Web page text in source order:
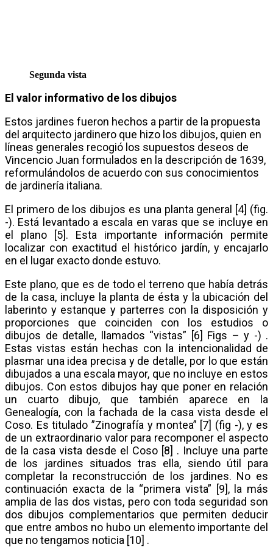
Segunda vista
El valor informativo de los dibujos
Estos jardines fueron hechos a partir de la propuesta
del arquitecto jardinero que hizo los dibujos, quien en
líneas generales recogió los supuestos deseos de
Vincencio Juan formulados en la descripción de 1639,
reformulándolos de acuerdo con sus conocimientos
de jardinería italiana.
El primero de los dibujos es una planta general [4] (fig.
-). Está levantado a escala en varas que se incluye en
el plano [5]. Esta importante información permite
localizar con exactitud el histórico jardín, y encajarlo
en el lugar exacto donde estuvo.
Este plano, que es de todo el terreno que había detrás
de la casa, incluye la planta de ésta y la ubicación del
laberinto y estanque y parterres con la disposición y
proporciones que coinciden con los estudios o
dibujos de detalle, llamados “vistas” [6] Figs – y -) .
Estas vistas están hechas con la intencionalidad de
plasmar una idea precisa y de detalle, por lo que están
dibujados a una escala mayor, que no incluye en estos
dibujos. Con estos dibujos hay que poner en relación
un cuarto dibujo, que también aparece en la
Genealogía, con la fachada de la casa vista desde el
Coso. Es titulado ”Zinografía y montea” [7] (fig -), y es
de un extraordinario valor para recomponer el aspecto
de la casa vista desde el Coso [8] . Incluye una parte
de los jardines situados tras ella, siendo útil para
completar la reconstrucción de los jardines. No es
continuación exacta de la “primera vista” [9], la más
amplia de las dos vistas, pero con toda seguridad son
dos dibujos complementarios que permiten deducir
que entre ambos no hubo un elemento importante del
que no tengamos noticia [10] .